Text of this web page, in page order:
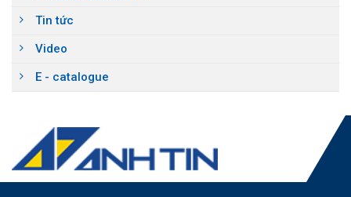
Tin tức
Video
E - catalogue